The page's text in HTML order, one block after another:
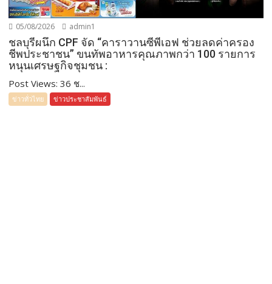
05/08/2026 admin1
ชลบุรีผนึก CPF จัด “คาราวานซีพีเอฟ ช่วยลดค่าครอง
ชีพประชาชน” ขนทัพอาหารคุณภาพกว่า 100 รายการ
หนุนเศรษฐกิจชุมชน :
Post Views: 36 ช...
ข่าวทั่วไทย ข่าวประชาสัมพันธ์